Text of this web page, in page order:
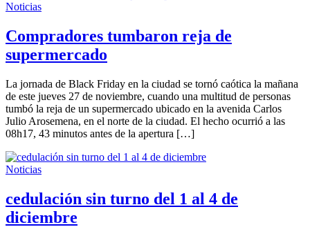
Noticias
Compradores tumbaron reja de
supermercado
La jornada de Black Friday en la ciudad se tornó caótica la mañana
de este jueves 27 de noviembre, cuando una multitud de personas
tumbó la reja de un supermercado ubicado en la avenida Carlos
Julio Arosemena, en el norte de la ciudad. El hecho ocurrió a las
08h17, 43 minutos antes de la apertura […]
Noticias
cedulación sin turno del 1 al 4 de
diciembre